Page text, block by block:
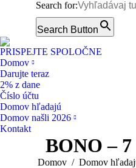
Facebook
opens
in
new
window
Instagram
page
opens
in
new
window
Search for:
Search Button
PRISPEJTE SPOLOČNE
Domov
Darujte teraz
2% z dane
Číslo účtu
Domov hľadajú
Domov našli 2026
Kontakt
BONO –
You are here:
Domov Domov